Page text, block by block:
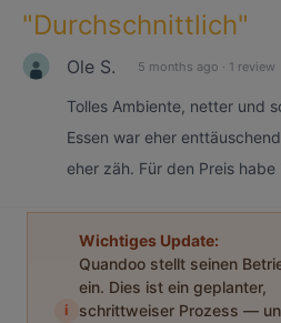
"Durchschnittlich"
Ole S. 5 months ago · 1 review
Tolles Ambiente, netter und
Essen war eher
eher zäh. Für den Preis
i
Wichtiges Update:
Quandoo stellt seinen
ein. Dies ist ein geplanter,
schrittweiser Prozess —